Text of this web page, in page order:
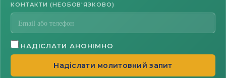
КОНТАКТИ (НЕОБОВ'ЯЗКОВО)
НАДІСЛАТИ АНОНІМНО
Надіслати молитовний запит